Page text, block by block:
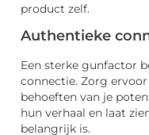
product zelf.
Authentieke
Een sterke gunfactor
connectie. Zorg
behoeften van je
hun verhaal en laat
belangrijk is.